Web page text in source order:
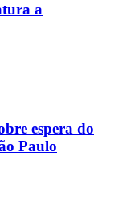
a
espera do
Paulo